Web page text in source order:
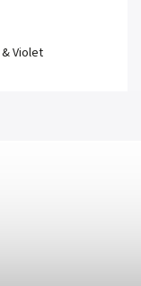
& Violet